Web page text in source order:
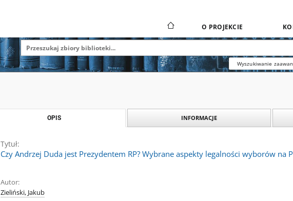
O PROJEKCIE
Wyszukiwanie
OPIS INFORMACJE
Tytuł:
Czy Andrzej Duda jest Prezydentem RP? Wybrane aspekty legalności wyborów na
Autor:
Zieliński, Jakub